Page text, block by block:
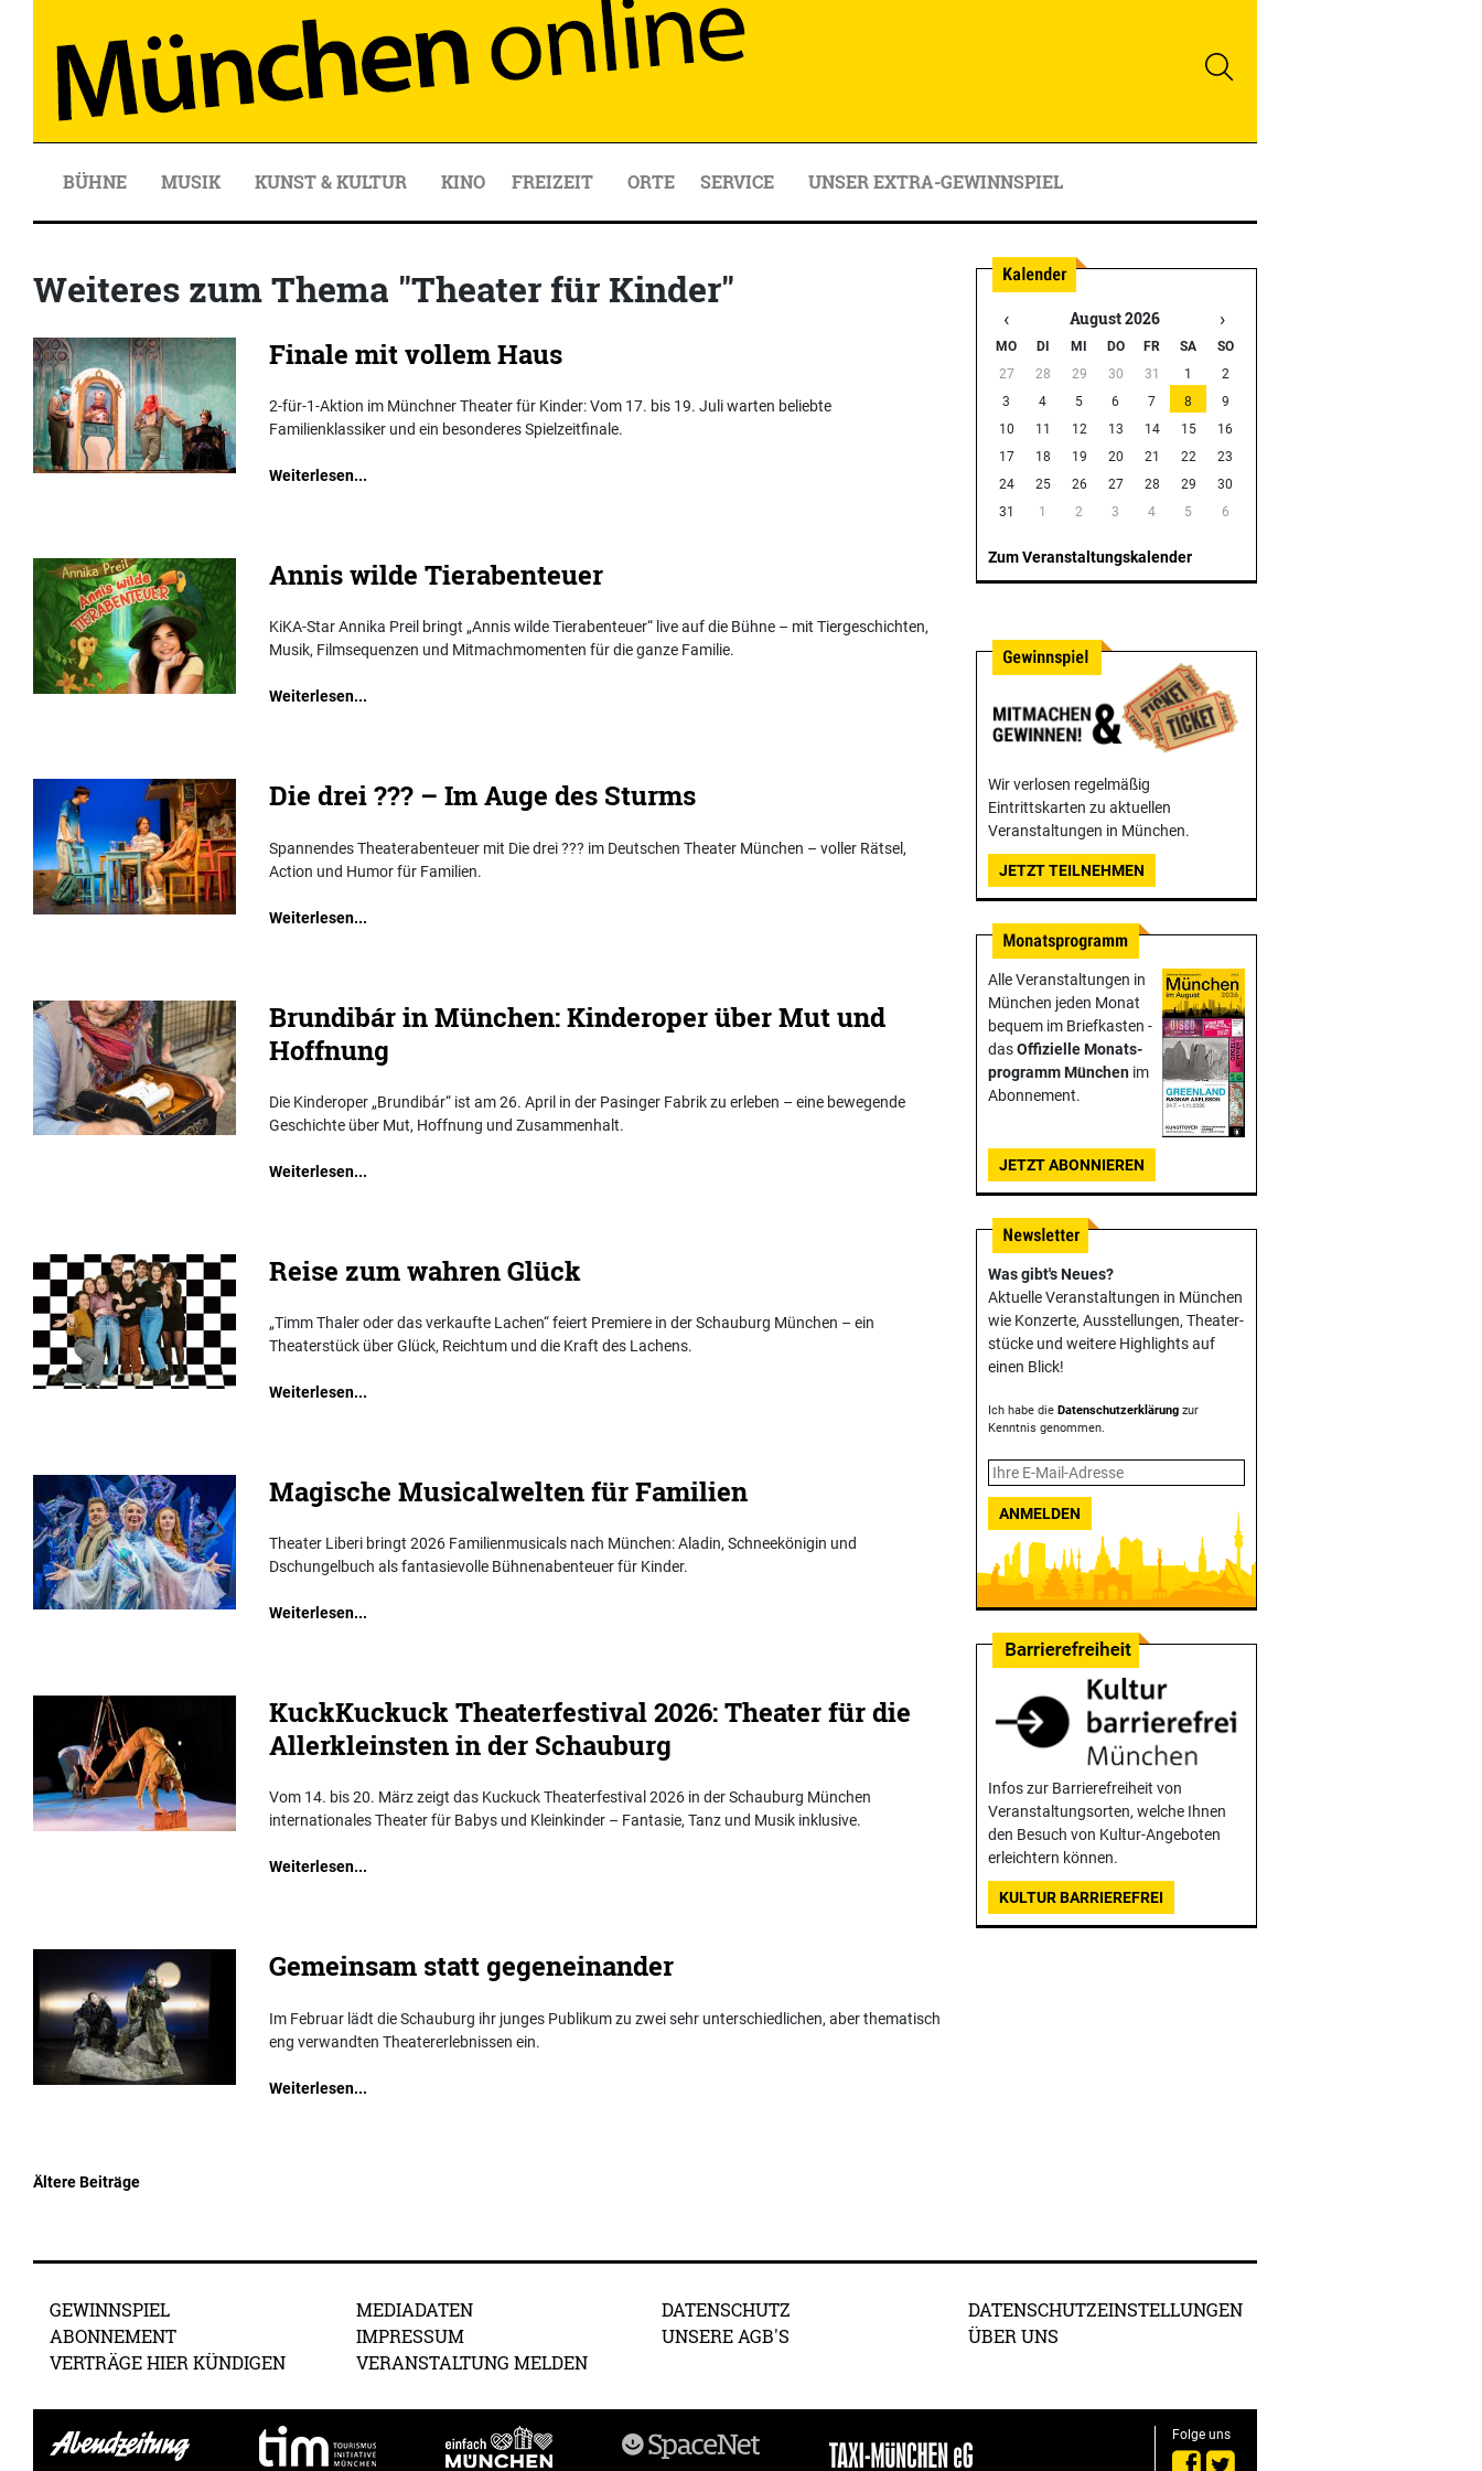
BÜHNE MUSIK KUNST & KULTUR KINO FREIZEIT ORTE SERVICE UNSER EXTRA-GEWINNSPIEL
Weiteres zum Thema "Theater für Kinder"
Finale mit vollem Haus
2-für-1-Aktion im Münchner Theater für Kinder: Vom 17. bis 19. Juli warten beliebte
Familienklassiker und ein besonderes Spielzeitfinale.
Weiterlesen...
Annis wilde Tierabenteuer
KiKA-Star Annika Preil bringt „Annis wilde Tierabenteuer“ live auf die Bühne – mit Tiergeschichten,
Musik, Filmsequenzen und Mitmachmomenten für die ganze Familie.
Weiterlesen...
Die drei ??? – Im Auge des Sturms
Spannendes Theaterabenteuer mit Die drei ??? im Deutschen Theater München – voller Rätsel,
Action und Humor für Familien.
Weiterlesen...
Brundibár in München: Kinderoper über Mut und
Hoffnung
Die Kinderoper „Brundibár“ ist am 26. April in der Pasinger Fabrik zu erleben – eine bewegende
Geschichte über Mut, Hoffnung und Zusammenhalt.
Weiterlesen...
Reise zum wahren Glück
„Timm Thaler oder das verkaufte Lachen“ feiert Premiere in der Schauburg München – ein
Theaterstück über Glück, Reichtum und die Kraft des Lachens.
Weiterlesen...
Magische Musicalwelten für Familien
Theater Liberi bringt 2026 Familienmusicals nach München: Aladin, Schneekönigin und
Dschungelbuch als fantasievolle Bühnenabenteuer für Kinder.
Weiterlesen...
KuckKuckuck Theaterfestival 2026: Theater für die
Allerkleinsten in der Schauburg
Vom 14. bis 20. März zeigt das Kuckuck Theaterfestival 2026 in der Schauburg München
internationales Theater für Babys und Kleinkinder – Fantasie, Tanz und Musik inklusive.
Weiterlesen...
Gemeinsam statt gegeneinander
Im Februar lädt die Schauburg ihr junges Publikum zu zwei sehr unterschiedlichen, aber thematisch
eng verwandten Theatererlebnissen ein.
Weiterlesen...
Ältere Beiträge
‹ August 2026 ›
MO DI MI DO FR SA
SO
27
28 29 30 31 1
2
3
4 5 6 7 8
9
10
11 12 13 14 15
16
17
18 19 20 21 22
23
24
25 26 27 28 29
30
31
1 2 3 4 5 6
Zum Veranstaltungskalender
Wir verlosen regelmäßig
Eintrittskarten zu aktuellen
Veranstaltungen in München.
JETZT TEILNEHMEN
Alle Veranstaltungen in
München jeden Monat
bequem im Briefkasten -
dasOffizielle Monats­
programm München im
Abonnement.
JETZT ABONNIEREN
Was gibt's Neues?
Aktuelle Veranstaltungen in München
wie Konzerte, Ausstellungen, Theater­
stücke und weitere Highlights auf
einen Blick!
Ich habe die Datenschutzerklärung zur
Kenntnis genommen.
ANMELDEN
Infos zur Barrierefreiheit von
Veranstaltungsorten, welche Ihnen
den Besuch von Kultur-Angeboten
erleichtern können.
KULTUR BARRIEREFREI
GEWINNSPIEL
ABONNEMENT
VERTRÄGE HIER KÜNDIGEN
MEDIADATEN
IMPRESSUM
VERANSTALTUNG MELDEN
DATENSCHUTZ
UNSERE AGB'S
DATENSCHUTZEINSTELLUNGEN
ÜBER UNS
Folge uns